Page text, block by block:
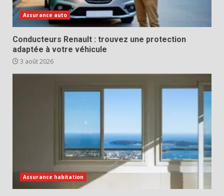
Assurance auto
Conducteurs Renault : trouvez une protection
adaptée à votre véhicule
3 août 2026
Assurance habitation